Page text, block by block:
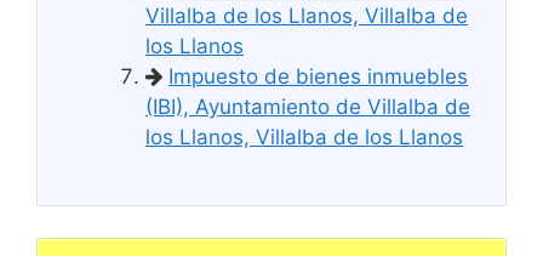
Villalba de los Llanos, Villalba de
los Llanos
Impuesto de bienes inmuebles
(IBI), Ayuntamiento de Villalba de
los Llanos, Villalba de los Llanos